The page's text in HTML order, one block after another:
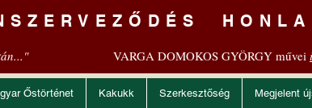
VARGA DOMOKOS GYÖRGY művei
Őstörténet Kakukk Szerkesztőség Megjelent